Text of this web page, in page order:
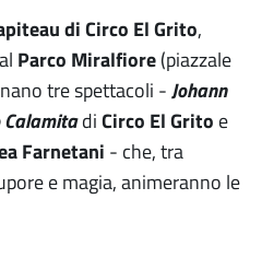
di Circo El Grito,
Parco Miralfiore(piazzale
tre spettacoli -Johann
CalamitadiCirco El Grito e
Farnetani - che, tra
e magia, animeranno le